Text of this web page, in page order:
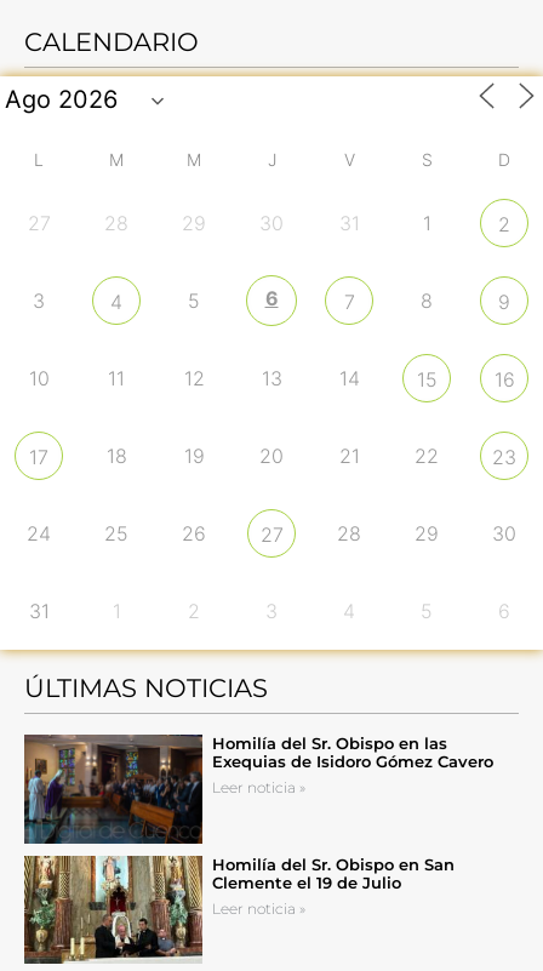
CALENDARIO
L M M J V S D
27 28 29 30 31 1 2
3 4 5 6 7 8 9
10 11 12 13 14 15 16
17 18 19 20 21 22 23
24 25 26 27 28 29 30
31 1 2 3 4 5 6
ÚLTIMAS NOTICIAS
Homilía del Sr. Obispo en las
Exequias de Isidoro Gómez Cavero
Leer noticia »
Homilía del Sr. Obispo en San
Clemente el 19 de Julio
Leer noticia »